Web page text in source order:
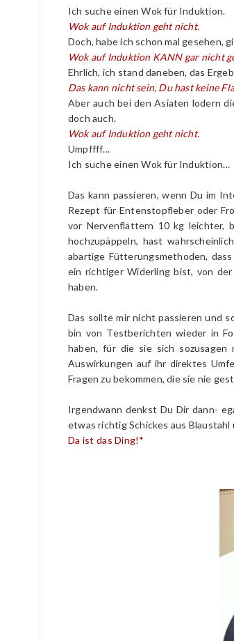
Ich suche einen Wok für Induktion.
Wok auf Induktion geht nicht.
Doch, habe ich schon mal gesehen,
Wok auf Induktion KANN gar nicht
Ehrlich, ich stand daneben, das
Das kann nicht sein, Du hast keine
Aber auch bei den Asiaten lodern
doch auch.
Wok auf Induktion geht nicht.
Umpffff…
Ich suche einen Wok für Induktion…
Das kann passieren, wenn Du im
Rezept für Entenstopfleber oder
vor Nervenflattern 10 kg leichter,
hochzupäppeln, hast
abartige Fütterungsmethoden,
ein richtiger Widerling bist, von
haben.
Das sollte mir nicht passieren und
bin von Testberichten wieder in
haben, für die sie sich sozusagen
Auswirkungen auf ihr direktes
Fragen zu bekommen, die sie nie
Irgendwann denkst Du Dir dann-
etwas richtig Schickes aus Blaustahl
Da ist das Ding!*